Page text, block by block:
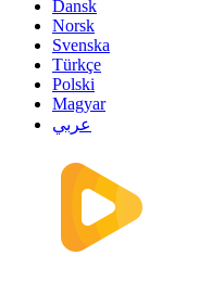
Dansk
Norsk
Svenska
Türkçe
Polski
Magyar
عربي